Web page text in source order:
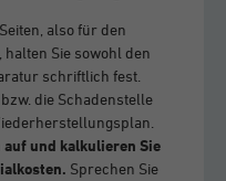
also für den
Sie sowohl den
schriftlich fest.
die Schadenstelle
und kalkulieren Sie
Sprechen Sie